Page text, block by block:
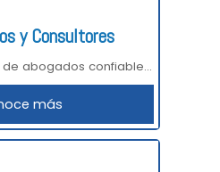
y Consultores
abogados confiable...
más